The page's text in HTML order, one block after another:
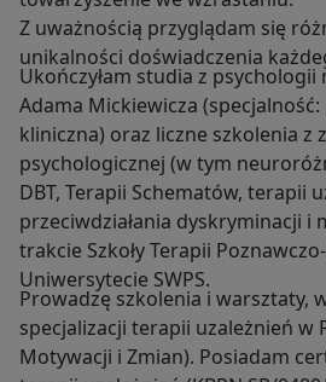
Z uważnością przyglądam się
unikalności doświadczenia
Ukończyłam studia z
Adama Mickiewicza
kliniczna) oraz liczne szkolenia z
psychologicznej (w tym
DBT, Terapii Schematów, terapii
przeciwdziałania dyskryminacji i
trakcie Szkoły Terapii
Uniwersytecie SWPS.
Prowadzę szkolenia i warsztaty,
specjalizacji terapii uzależnień w
Motywacji i Zmian). Posiadam